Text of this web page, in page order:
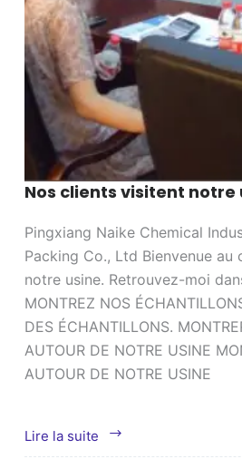
Nos clients visitent notre
Pingxiang Naike Chemical
Packing Co., Ltd Bienvenue
notre usine. Retrouvez-moi
MONTREZ NOS
DES ÉCHANTILLONS.
AUTOUR DE NOTRE USINE
AUTOUR DE NOTRE USINE
Lire la suite
Nos
clients